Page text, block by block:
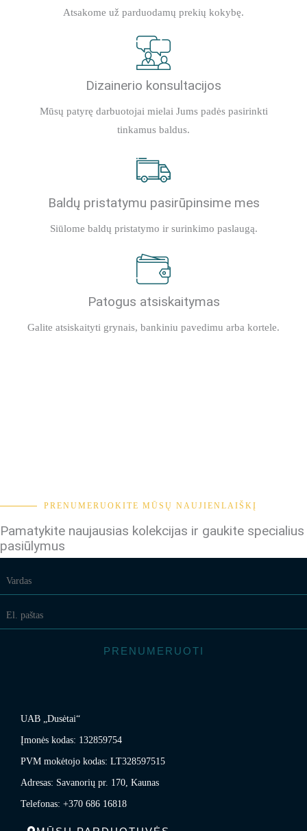
Atsakome už parduodamų prekių kokybę.
Dizainerio konsultacijos
Mūsų patyrę darbuotojai mielai Jums padės pasirinkti
tinkamus baldus.
Baldų pristatymu pasirūpinsime mes
Siūlome baldų pristatymo ir surinkimo paslaugą.
Patogus atsiskaitymas
Galite atsiskaityti grynais, bankiniu pavedimu arba kortele.
PRENUMERUOKITE MŪSŲ NAUJIENLAIŠKĮ
Pamatykite naujausias kolekcijas ir gaukite specialius
pasiūlymus
PRENUMERUOTI
UAB „Dusėtai“
Įmonės kodas: 132859754
PVM mokėtojo kodas: LT328597515
Adresas: Savanorių pr. 170, Kaunas
Telefonas: +370 686 16818